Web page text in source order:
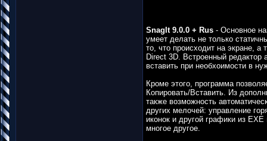
SnagIt 9.0.0 + Rus - Основное
умеет делать не только
то, что происходит на экране, а
Direct 3D. Встроенный редактор
вставить при необхоимости в
Кроме этого, программа
Копировать/Вставить. Из
также возможность
других мелочей: управление
иконок и другой графики из
многое другое.